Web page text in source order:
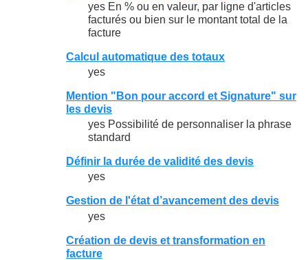
yes En % ou en valeur, par ligne d'articles
facturés ou bien sur le montant total de la
facture
Calcul automatique des totaux
yes
Mention "Bon pour accord et Signature" sur
les devis
yes Possibilité de personnaliser la phrase
standard
Définir la durée de validité des devis
yes
Gestion de l'état d’avancement des devis
yes
Création de devis et transformation en
facture